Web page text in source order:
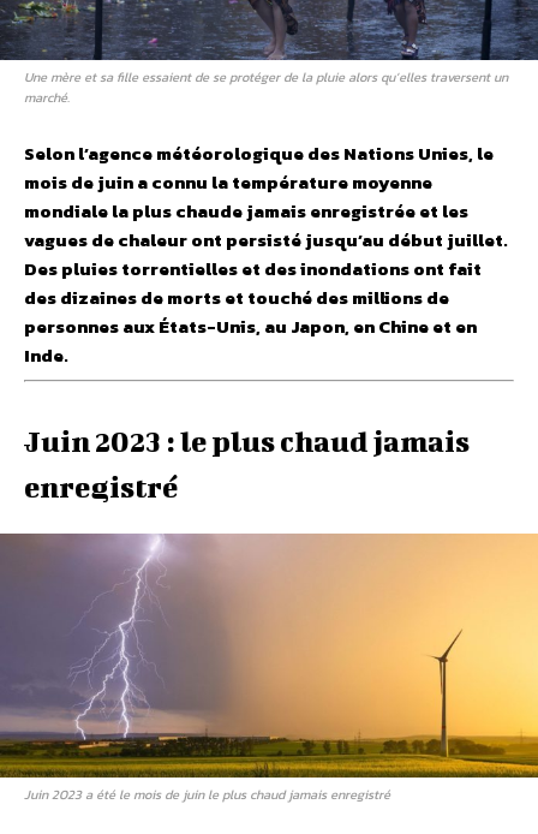
Une mère et sa fille essaient de se protéger de la pluie alors qu’elles traversent un
marché.
Selon l’agence météorologique des Nations Unies, le
mois de juin a connu la température moyenne
mondiale la plus chaude jamais enregistrée et les
vagues de chaleur ont persisté jusqu’au début juillet.
Des pluies torrentielles et des inondations ont fait
des dizaines de morts et touché des millions de
personnes aux États-Unis, au Japon, en Chine et en
Inde.
Juin 2023 : le plus chaud jamais
enregistré
Juin 2023 a été le mois de juin le plus chaud jamais enregistré